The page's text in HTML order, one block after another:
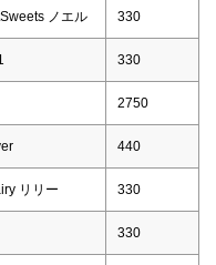
ノエル 330
330
2750
440
リリー 330
330